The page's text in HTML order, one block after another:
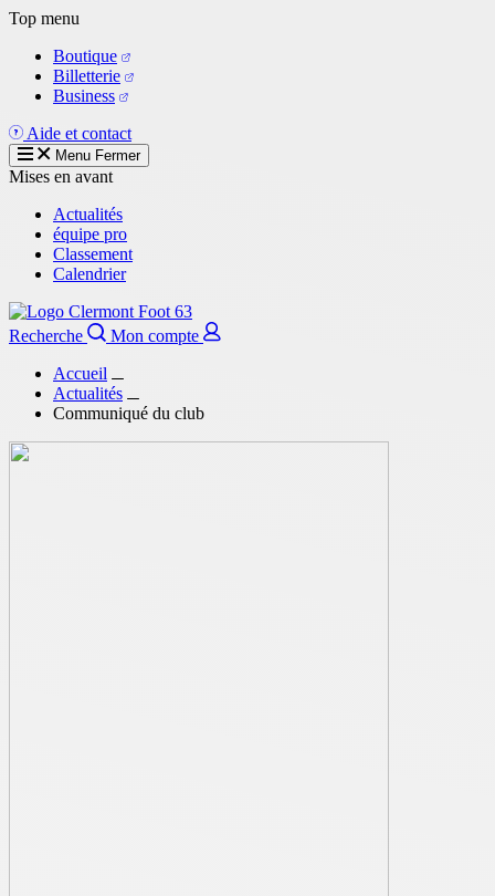
Aller
contenu
principal
Top menu
Boutique
Billetterie
Business
Aide et contact
Menu Fermer
Mises en avant
Actualités
équipe pro
Classement
Calendrier
Recherche
Mon compte
Accueil
Actualités
Communiqué du club